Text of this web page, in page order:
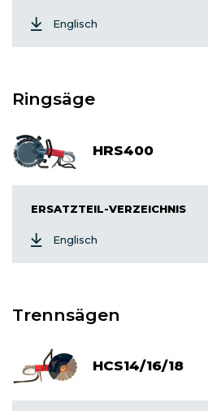
Englisch
Ringsäge
HRS400
ERSATZTEIL-VERZEICHNIS
Englisch
Trennsägen
HCS14/16/18